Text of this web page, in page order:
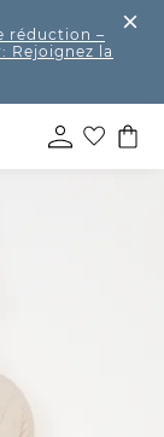
réduction –
Rejoignez la